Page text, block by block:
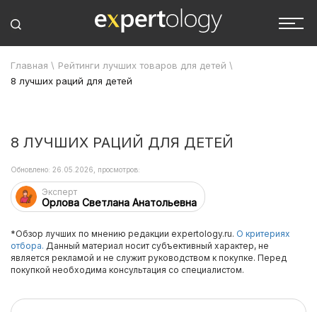
Главная \ Рейтинги лучших товаров для детей \
8 лучших раций для детей
8 ЛУЧШИХ РАЦИЙ ДЛЯ ДЕТЕЙ
Эксперт
Орлова Светлана Анатольевна
Обновлено: 26.05.2026, просмотров:
*Обзор лучших по мнению редакции expertology.ru. О критериях
отбора. Данный материал носит субъективный характер, не
является рекламой и не служит руководством к покупке. Перед
покупкой необходима консультация со специалистом.